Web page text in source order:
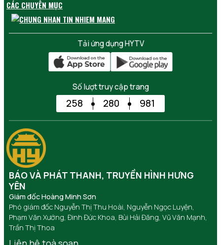
CÁC CHUYÊN MỤC
Tải ứng dụng HYTV
Số lượt truy cập trang
258 280 981
BÁO VÀ PHÁT THANH, TRUYỀN HÌNH HƯNG
YÊN
Giám đốc Hoàng Minh Sơn
Phó giám đốc Nguyễn Thị Thu Hoài, Nguyễn Ngọc Luyện,
Phạm Văn Xướng, Đinh Đức Khoa, Bùi Hải Đăng, Vũ Văn Mạnh,
Trần Thị Thoa